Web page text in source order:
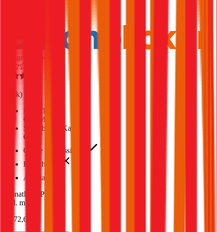
Ausgezeichnet
1,9k)
Haftpflicht
€ 35 Mio.
Selbstbehalt Kasko
€ 500
Grobe Fahrlässigkeit
Freischaden
Assistance
Monatliche Prämie
inkl. mVSt.
€ 172,64